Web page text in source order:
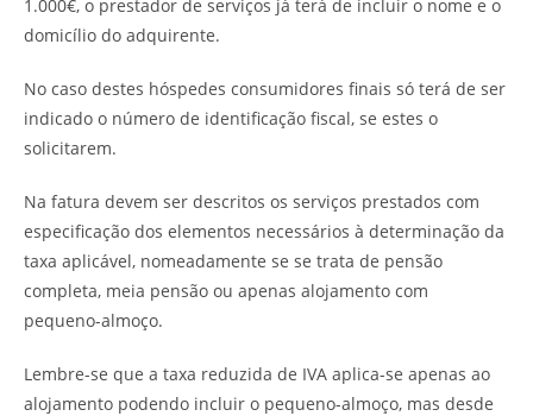
1.000€, o prestador de serviços já terá de incluir o nome e o
domicílio do adquirente.
No caso destes hóspedes consumidores finais só terá de ser
indicado o número de identificação fiscal, se estes o
solicitarem.
Na fatura devem ser descritos os serviços prestados com
especificação dos elementos necessários à determinação da
taxa aplicável, nomeadamente se se trata de pensão
completa, meia pensão ou apenas alojamento com
pequeno-almoço.
Lembre-se que a taxa reduzida de IVA aplica-se apenas ao
alojamento podendo incluir o pequeno-almoço, mas desde